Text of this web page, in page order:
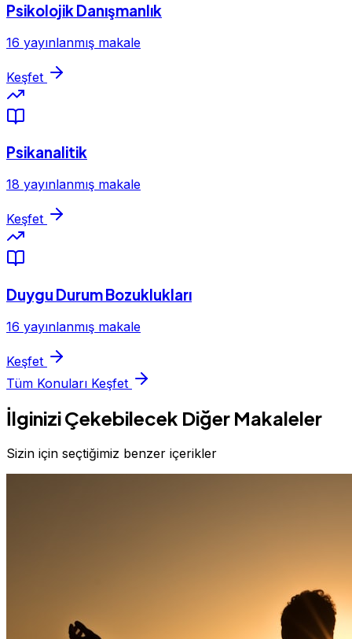
Psikolojik Danışmanlık
16 yayınlanmış makale
Keşfet
Psikanalitik
18 yayınlanmış makale
Keşfet
Duygu Durum Bozuklukları
16 yayınlanmış makale
Keşfet
Tüm Konuları Keşfet
İlginizi Çekebilecek Diğer Makaleler
Sizin için seçtiğimiz benzer içerikler